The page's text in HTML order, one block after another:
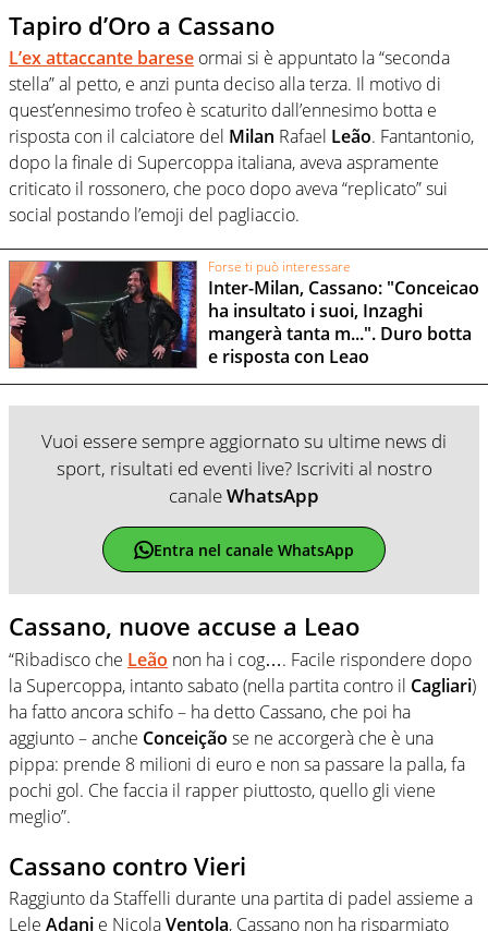
Tapiro d’Oro a Cassano
L’ex attaccante barese ormai si è appuntato la “seconda
stella” al petto, e anzi punta deciso alla terza. Il motivo di
quest’ennesimo trofeo è scaturito dall’ennesimo botta e
risposta con il calciatore del Milan Rafael Leão. Fantantonio,
dopo la finale di Supercoppa italiana, aveva aspramente
criticato il rossonero, che poco dopo aveva “replicato” sui
social postando l’emoji del pagliaccio.
Forse ti può interessare
Inter-Milan, Cassano: "Conceicao
ha insultato i suoi, Inzaghi
mangerà tanta m...". Duro botta
e risposta con Leao
Vuoi essere sempre aggiornato su ultime news di
sport, risultati ed eventi live? Iscriviti al nostro
canaleWhatsApp
Entra nel canale WhatsApp
Cassano, nuove accuse a Leao
“Ribadisco che Leão non ha i cog…. Facile rispondere dopo
la Supercoppa, intanto sabato (nella partita contro il Cagliari)
ha fatto ancora schifo – ha detto Cassano, che poi ha
aggiunto – anche Conceição se ne accorgerà che è una
pippa: prende 8 milioni di euro e non sa passare la palla, fa
pochi gol. Che faccia il rapper piuttosto, quello gli viene
meglio”.
Cassano contro Vieri
Raggiunto da Staffelli durante una partita di padel assieme a
Lele Adani e NicolaVentola, Cassano non ha risparmiato